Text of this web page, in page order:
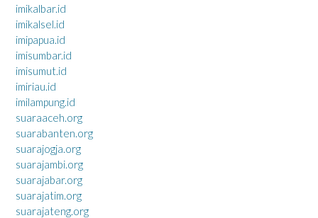
imikalbar.id
imikalsel.id
imipapua.id
imisumbar.id
imisumut.id
imiriau.id
imilampung.id
suaraaceh.org
suarabanten.org
suarajogja.org
suarajambi.org
suarajabar.org
suarajatim.org
suarajateng.org